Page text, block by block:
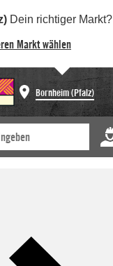
Dein richtiger Markt?
Markt wählen
Bornheim (Pfalz)